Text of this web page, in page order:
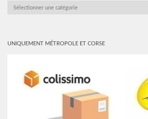
CATALOGUE
UNIQUEMENT MÉTROPOLE ET CORSE